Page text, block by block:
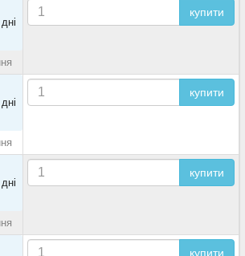
купити
купити
купити
купити